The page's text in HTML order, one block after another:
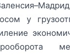
у